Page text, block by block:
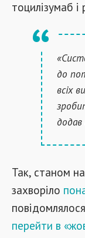
тоцилізумаб і
до
всіх
Так, станом
захворіло
перейти в